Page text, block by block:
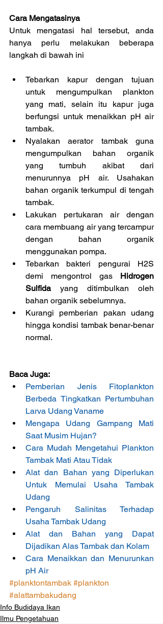
Cara Mengatasinya
Untuk mengatasi hal tersebut, anda
hanya perlu melakukan beberapa
langkah di bawah ini
Tebarkan kapur dengan tujuan
untuk mengumpulkan plankton
yang mati, selain itu kapur juga
berfungsi untuk menaikkan pH air
tambak.
Nyalakan aerator tambak guna
mengumpulkan bahan organik
yang tumbuh akibat dari
menurunnya pH air. Usahakan
bahan organik terkumpul di tengah
tambak.
Lakukan pertukaran air dengan
cara membuang air yang tercampur
dengan bahan organik
menggunakan pompa.
Tebarkan bakteri pengurai H2S
demi mengontrol gas Hidrogen
Sulfida yang ditimbulkan oleh
bahan organik sebelumnya.
Kurangi pemberian pakan udang
hingga kondisi tambak benar-benar
normal.
Baca Juga:
Pemberian Jenis Fitoplankton
Berbeda Tingkatkan Pertumbuhan
Larva Udang Vaname
Mengapa Udang Gampang Mati
Saat Musim Hujan?
Cara Mudah Mengetahui Plankton
Tambak Mati Atau Tidak
Alat dan Bahan yang Diperlukan
Untuk Memulai Usaha Tambak
Udang
Pengaruh Salinitas Terhadap
Usaha Tambak Udang
Alat dan Bahan yang Dapat
Dijadikan Alas Tambak dan Kolam
Cara Menaikkan dan Menurunkan
pH Air
#planktontambak #plankton
#alattambakudang
Info Budidaya Ikan
Ilmu Pengetahuan